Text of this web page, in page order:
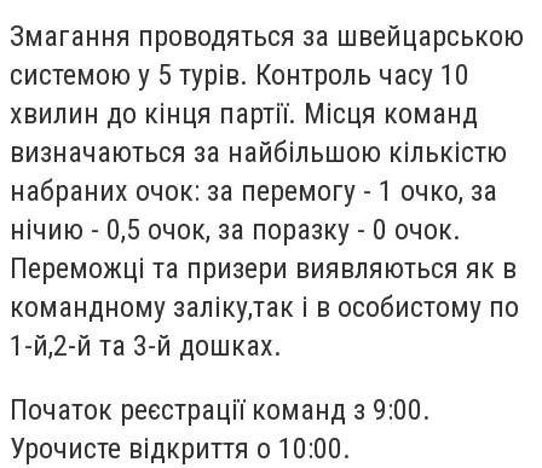
Змагання проводяться за швейцарською
системою у 5 турів. Контроль часу 10
хвилин до кінця партії. Місця команд
визначаються за найбільшою кількістю
набраних очок: за перемогу - 1 очко, за
нічию - 0,5 очок, за поразку - 0 очок.
Переможці та призери виявляються як в
командному заліку,так і в особистому по
1-й,2-й та 3-й дошках.
Початок реєстрації команд з 9:00.
Урочисте відкриття о 10:00.